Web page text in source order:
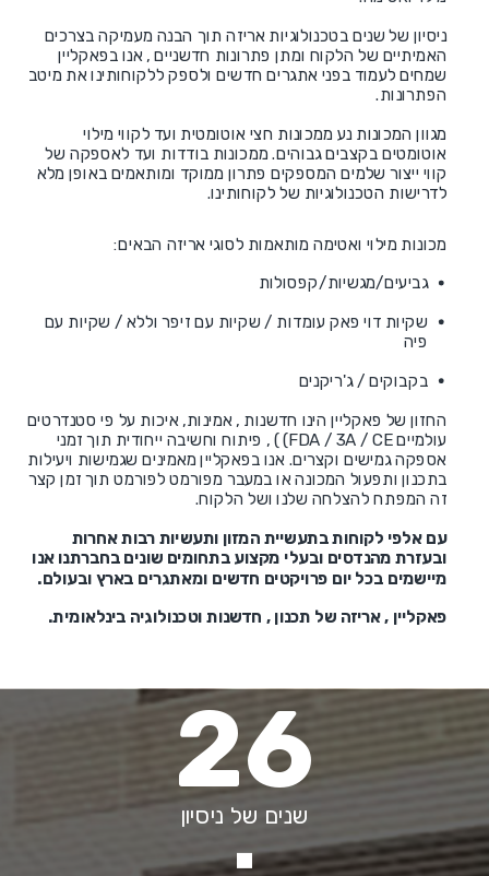
ניסיון של שנים בטכנולוגיות אריזה תוך הבנה מעמיקה בצרכים
האמיתיים של הלקוח ומתן פתרונות חדשניים , אנו בפאקליין
שמחים לעמוד בפני אתגרים חדשים ולספק ללקוחותינו את מיטב
הפתרונות.
מגוון המכונות נע ממכונות חצי אוטומטית ועד לקווי מילוי
אוטומטים בקצבים גבוהים. ממכונות בודדות ועד לאספקה של
קווי ייצור שלמים המספקים פתרון ממוקד ומותאמים באופן מלא
לדרישות הטכנולוגיות של לקוחותינו.
מכונות מילוי ואטימה מותאמות לסוגי אריזה הבאים:
גביעים/מגשיות/קפסולות
שקיות דוי פאק עומדות / שקיות עם זיפר וללא / שקיות עם
פיה
בקבוקים / ג'ריקנים
החזון של פאקליין הינו חדשנות , אמינות, איכות על פי סטנדרטים
עולמיים FDA / 3A / CE) ) , פיתוח וחשיבה ייחודית תוך זמני
אספקה גמישים וקצרים. אנו בפאקליין מאמינים שגמישות ויעילות
בתכנון ותפעול המכונה או במעבר מפורמט לפורמט תוך זמן קצר
זה המפתח להצלחה שלנו ושל הלקוח.
עם אלפי לקוחות בתעשיית המזון ותעשיות רבות אחרות
ובעזרת מהנדסים ובעלי מקצוע בתחומים שונים בחברתנו אנו
מיישמים בכל יום פרויקטים חדשים ומאתגרים בארץ ובעולם.
פאקליין , אריזה של תכנון , חדשנות וטכנולוגיה בינלאומית.
26
שנים של ניסיון